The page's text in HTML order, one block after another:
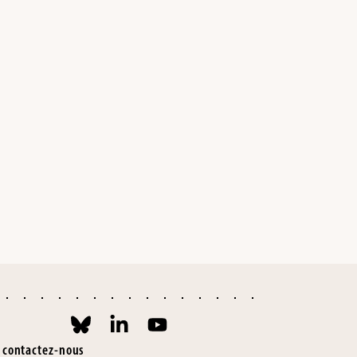
contactez-nous